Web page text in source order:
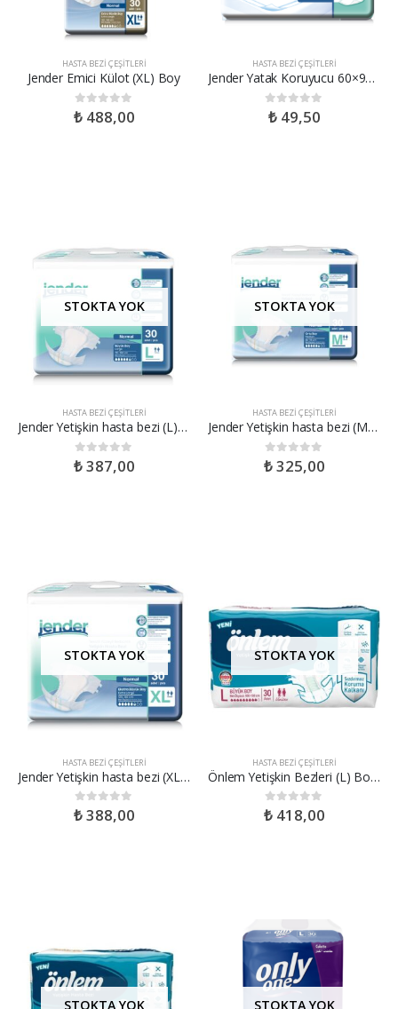
HASTA BEZI ÇEŞITLERI
Jender Emici Külot (XL) Boy
0 out of 5
₺488,00
HASTA BEZI ÇEŞITLERI
Jender Yatak Koruyucu 60×90 cm Örtü
0out of 5
₺49,50
STOKTA YOK
HASTA BEZI ÇEŞITLERI
Jender Yetişkin hasta bezi (L) Boy
0 out of 5
₺387,00
STOKTA YOK
HASTA BEZI ÇEŞITLERI
Jender Yetişkin hasta bezi (M) Boy
0 out of 5
₺325,00
STOKTA YOK
HASTA BEZI ÇEŞITLERI
Jender Yetişkin hasta bezi (XL) Boy
0 out of 5
₺388,00
STOKTA YOK
HASTA BEZI ÇEŞITLERI
Önlem Yetişkin Bezleri (L) Boy 30’lu
0 out of 5
₺418,00
STOKTA YOK STOKTA YOK